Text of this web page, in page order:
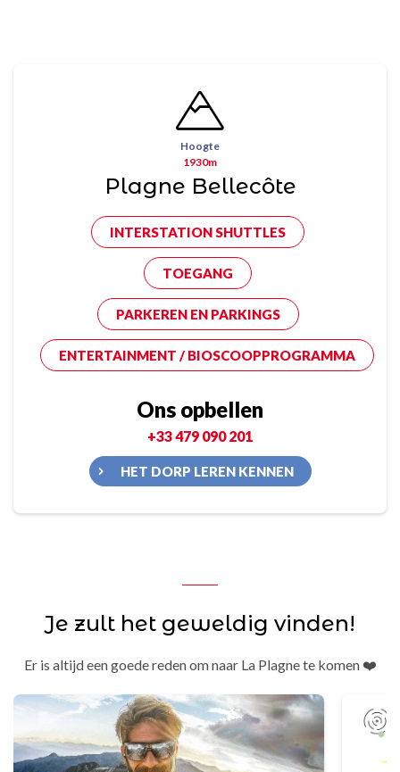
Hoogte
1930m
Plagne Bellecôte
INTERSTATION SHUTTLES
TOEGANG
PARKEREN EN PARKINGS
ENTERTAINMENT / BIOSCOOPPROGRAMMA
Ons opbellen
+33 479 090 201
HET DORP LEREN KENNEN
Je zult het geweldig vinden!
Er is altijd een goede reden om naar La Plagne te komen ❤️